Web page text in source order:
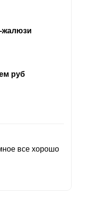
жалюзи
руб
все хорошо